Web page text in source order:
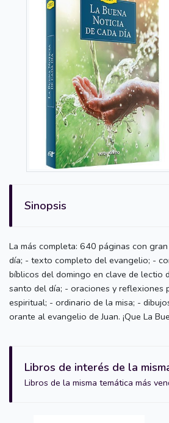
Sinopsis
La más completa: 640 páginas con
día; - texto completo del evangelio; -
bíblicos del domingo en clave de lectio
santo del día; - oraciones y reflexiones
espiritual; - ordinario de la misa; -
orante al evangelio de Juan. ¡Que La
Libros de interés de la
Libros de la misma temática más